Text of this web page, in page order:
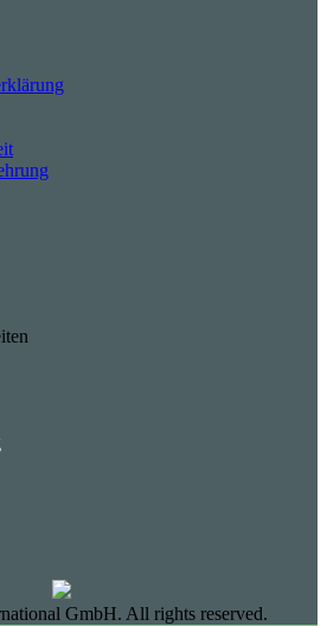
GmbH. All rights reserved.